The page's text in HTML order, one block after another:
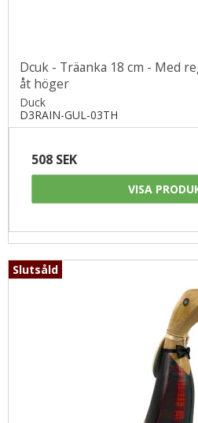
Dcuk - Träanka 18 cm - Med
åt höger
Duck
D3RAIN-GUL-03TH
508 SEK
VISA
Slutsåld